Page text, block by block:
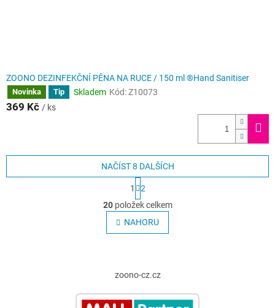
ZOONO DEZINFEKČNÍ PĚNA NA RUCE / 150 ml ®Hand Sanitiser
Novinka Tip Skladem Kód:Z10073
369 Kč / ks
O
v
l
á
í
p
r
NAČÍST 8 DALŠÍCH
t
r
á
n
k
n
1
2
20položek celkem
NAHORU
zoono-cz.cz